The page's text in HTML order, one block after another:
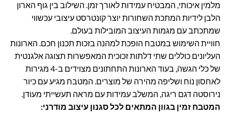
מלמין איכותי, המבטיח עמידות לאורך זמן. השילוב בין גוף הארון
הלבן לידיות המתכת השחורות יוצר קונטרסט עיצובי עכשווי
שמתכתב עם מגמות העיצוב המובילות בעולם.
חוויית השימוש במטבח הופכת למהנה בזכות תכנון חכם. הארונות
העליונים כוללים שתי דלתות זכוכית המאפשרות תצוגה אלגנטית
של כלי הגשה, בעוד הארונות התחתונים מצוידים ב-4 מגירות
לאחסון נוח ושליפה מהירה של מוצרים. המטבח מגיע עם כיור
נירוסטה דגם ריגה, המשלב עמידות עם מראה תעשייתי מעודן.
המטבח זמין בגוון המתאים לכל סגנון עיצוב מודרני: